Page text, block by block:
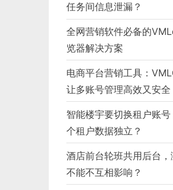
任务间信息泄漏？
全网营销软件必备的
览器解决方案
电商平台营销工具：
让多账号管理高效又安全
智能楼宇要切换租户账
个租户数据独立？
酒店前台轮班共用后台
不能不互相影响？